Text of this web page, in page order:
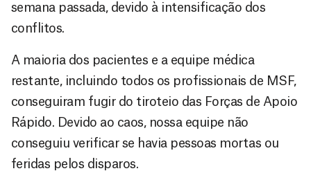
semana passada, devido à intensificação dos
conflitos.
A maioria dos pacientes e a equipe médica
restante, incluindo todos os profissionais de MSF,
conseguiram fugir do tiroteio das Forças de Apoio
Rápido. Devido ao caos, nossa equipe não
conseguiu verificar se havia pessoas mortas ou
feridas pelos disparos.